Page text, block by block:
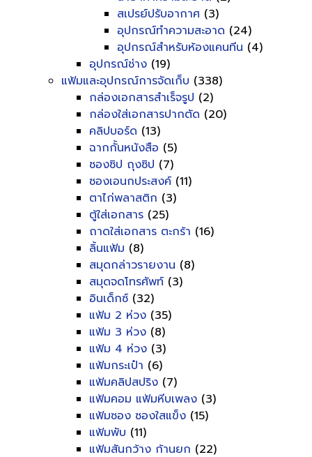
สเปรย์ปรับอากาศ (3)
อุปกรณ์ทำความสะอาด (24)
อุปกรณ์สำหรับห้องแคนทีน (4)
อุปกรณ์ช่าง (19)
แฟ้มและอุปกรณ์การจัดเก็บ (338)
กล่องเอกสารสำเร็จรูป (2)
กล่องใส่เอกสารปากตัด (20)
คลิปบอร์ด (13)
ฉากกั้นหนังสือ (5)
ซองซิป ถุงซิป (7)
ซองเอนกประสงค์ (11)
ตาไก่พลาสติก (3)
ตู้ใส่เอกสาร (25)
ถาดใส่เอกสาร ตะกร้า (16)
ลิ้นแฟ้ม (8)
สมุดกล่าวรายงาน (8)
สมุดจดโทรศัพท์ (3)
อินเด็กซ์ (32)
แฟ้ม 2 ห่วง (35)
แฟ้ม 3 ห่วง (8)
แฟ้ม 4 ห่วง (3)
แฟ้มกระเป๋า (6)
แฟ้มคลิปสปริง (7)
แฟ้มคอม แฟ้มหีบเพลง (3)
แฟ้มซอง ซองใสแข็ง (15)
แฟ้มพับ (11)
แฟ้มสันกว้าง ก้านยก (22)